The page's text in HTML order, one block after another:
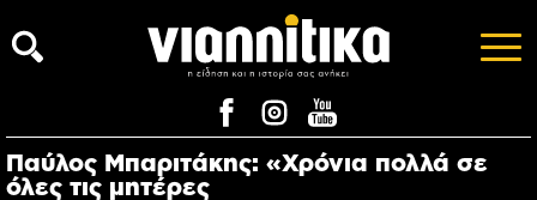
Παύλος Μπαριτάκης: «Χρόνια πολλά σε
όλες τις μητέρες